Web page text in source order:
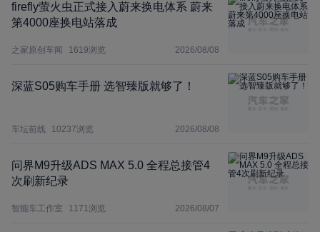
firefly萤火虫正式接入蔚来换电体系 蔚来
第4000座换电站落成
之家原创车闻 1619浏览 2026/08/08
深蓝S05购车手册 选智臻版就够了！
车坛前线 10237浏览 2026/08/08
问界M9升级ADS MAX 5.0 全程总接管4
次刷新纪录
智能车工作室 1171浏览 2026/08/07